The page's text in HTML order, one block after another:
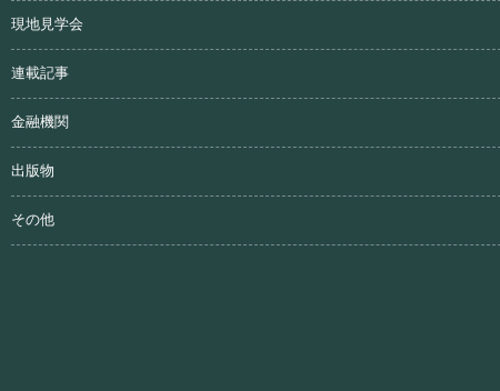
現地見学会
連載記事
金融機関
出版物
その他